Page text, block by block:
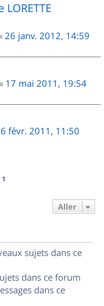
LORETTE
26 janv. 2012, 14:59
17 mai 2011, 19:54
févr. 2011, 11:50
1
Aller
sujets dans ce
dans ce forum
dans ce